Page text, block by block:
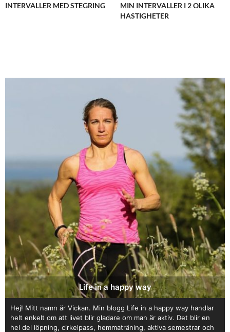
INTERVALLER MED STEGRING
MIN INTERVALLER I 2 OLIKA
HASTIGHETER
Life in a happy way
Hej! Mitt namn är Vickan. Min blogg Life in a happy way handlar
helt enkelt om att livet blir gladare om man är aktiv. Det blir en
hel del löpning, cirkelpass, hemmaträning, aktiva semestrar och